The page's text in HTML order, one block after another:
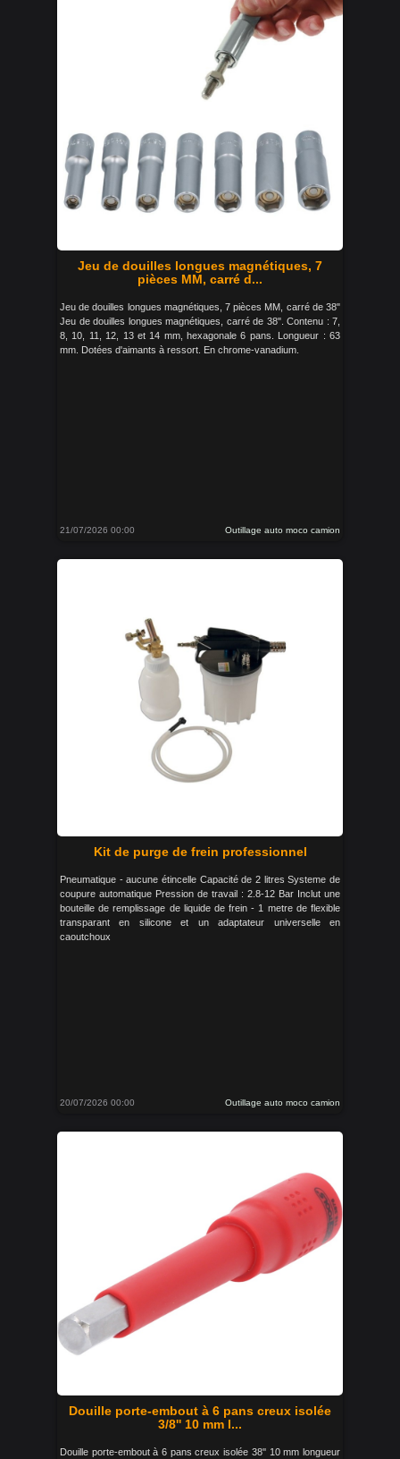
Jeu de douilles longues magnétiques, 7
pièces MM, carré d...
Jeu de douilles longues magnétiques, 7 pièces MM, carré de 38"
Jeu de douilles longues magnétiques, carré de 38". Contenu : 7,
8, 10, 11, 12, 13 et 14 mm, hexagonale 6 pans. Longueur : 63
mm. Dotées d'aimants à ressort. En chrome-vanadium.
21/07/2026 00:00 Outillage auto moco camion
Kit de purge de frein professionnel
Pneumatique - aucune étincelle Capacité de 2 litres Systeme de
coupure automatique Pression de travail : 2.8-12 Bar Inclut une
bouteille de remplissage de liquide de frein - 1 metre de flexible
transparant en silicone et un adaptateur universelle en
caoutchoux
20/07/2026 00:00 Outillage auto moco camion
Douille porte-embout à 6 pans creux isolée
3/8'' 10 mm l...
Douille porte-embout à 6 pans creux isolée 38'' 10 mm longueur